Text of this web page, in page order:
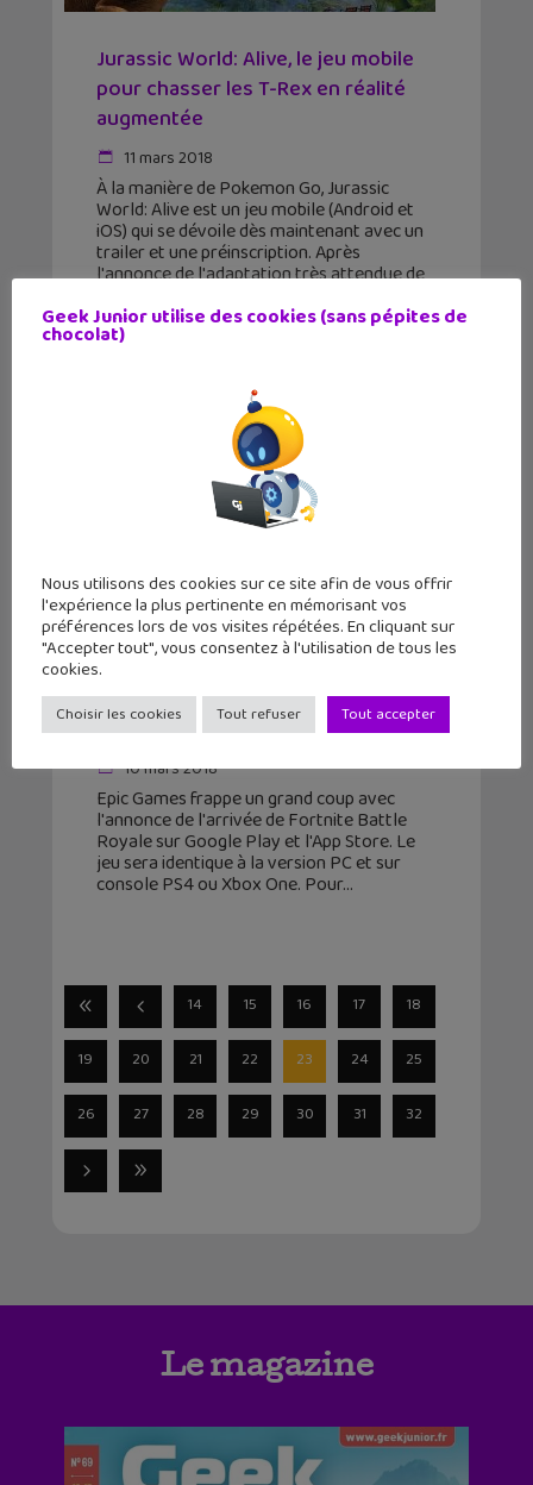
Jurassic World: Alive, le jeu mobile
pour chasser les T-Rex en réalité
augmentée
11 mars 2018
À la manière de Pokemon Go, Jurassic
World: Alive est un jeu mobile (Android et
iOS) qui se dévoile dès maintenant avec un
trailer et une préinscription. Après
l'annonce de l'adaptation très attendue de
Fortnite Battle Royale bientôt sur
mobile et tablette (Android et iOS) !
10 mars 2018
Epic Games frappe un grand coup avec
l'annonce de l'arrivée de Fortnite Battle
Royale sur Google Play et l'App Store. Le
jeu sera identique à la version PC et sur
console PS4 ou Xbox One. Pour
14 15 16 17 18
19 20 21 22 23 24 25
26 27 28 29 30 31 32
Le magazine
Geek Junior utilise des cookies (sans pépites de
chocolat)
Nous utilisons des cookies sur ce site afin de vous offrir
l'expérience la plus pertinente en mémorisant vos
préférences lors de vos visites répétées. En cliquant sur
"Accepter tout", vous consentez à l'utilisation de tous les
cookies.
Choisir les cookies Tout refuser Tout accepter